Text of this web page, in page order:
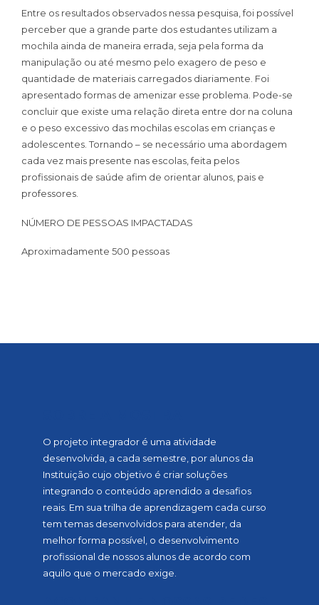
Entre os resultados observados nessa pesquisa, foi possível
perceber que a grande parte dos estudantes utilizam a
mochila ainda de maneira errada, seja pela forma da
manipulação ou até mesmo pelo exagero de peso e
quantidade de materiais carregados diariamente. Foi
apresentado formas de amenizar esse problema. Pode-se
concluir que existe uma relação direta entre dor na coluna
e o peso excessivo das mochilas escolas em crianças e
adolescentes. Tornando – se necessário uma abordagem
cada vez mais presente nas escolas, feita pelos
profissionais de saúde afim de orientar alunos, pais e
professores.
NÚMERO DE PESSOAS IMPACTADAS
Aproximadamente 500 pessoas
O projeto integrador é uma atividade
desenvolvida, a cada semestre, por alunos da
Instituição cujo objetivo é criar soluções
integrando o conteúdo aprendido a desafios
reais. Em sua trilha de aprendizagem cada curso
tem temas desenvolvidos para atender, da
melhor forma possível, o desenvolvimento
profissional de nossos alunos de acordo com
aquilo que o mercado exige.